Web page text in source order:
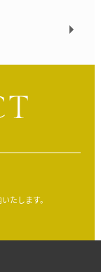
たします。